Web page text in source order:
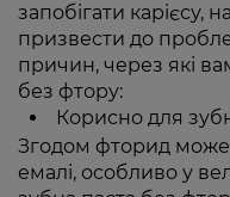
запобігати карієсу,
призвести до
причин, через які
без фтору:
Корисно для
Згодом фторид може
емалі, особливо у